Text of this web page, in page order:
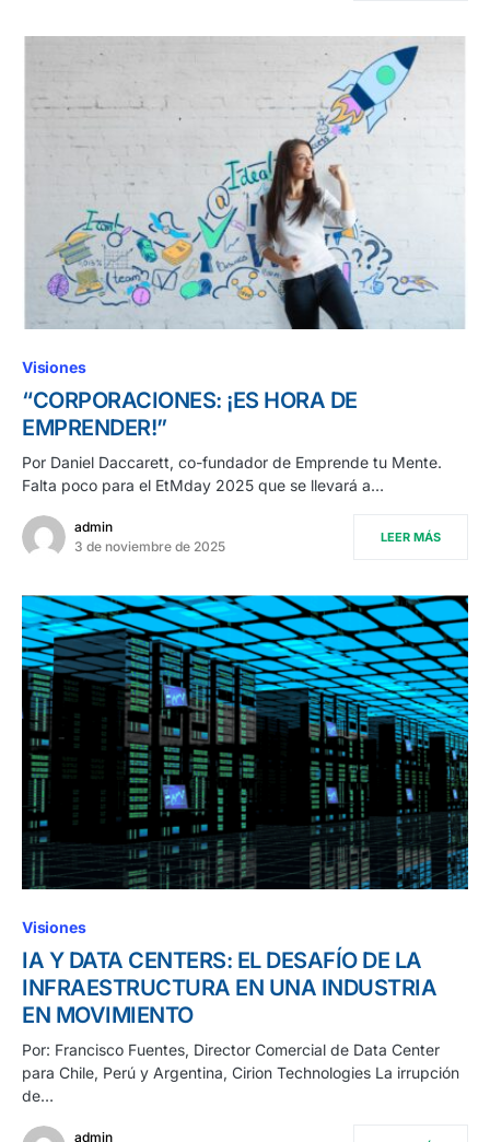
Visiones
“CORPORACIONES: ¡ES HORA DE
EMPRENDER!”
Por Daniel Daccarett, co-fundador de Emprende tu Mente.
Falta poco para el EtMday 2025 que se llevará a…
admin
3 de noviembre de 2025
LEER MÁS
Visiones
IA Y DATA CENTERS: EL DESAFÍO DE LA
INFRAESTRUCTURA EN UNA INDUSTRIA
EN MOVIMIENTO
Por: Francisco Fuentes, Director Comercial de Data Center
para Chile, Perú y Argentina, Cirion Technologies La irrupción
de…
admin